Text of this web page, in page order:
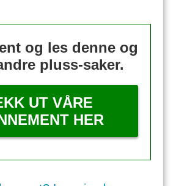
og les denne og
pluss-saker.
UT VÅRE
HER